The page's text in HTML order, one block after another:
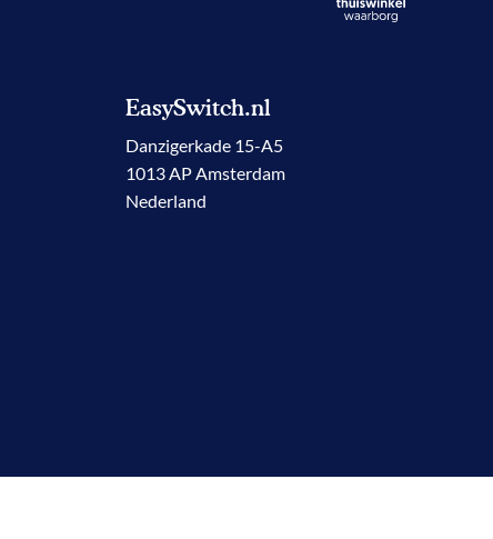
EasySwitch.nl
Danzigerkade 15-A5
1013 AP Amsterdam
Nederland